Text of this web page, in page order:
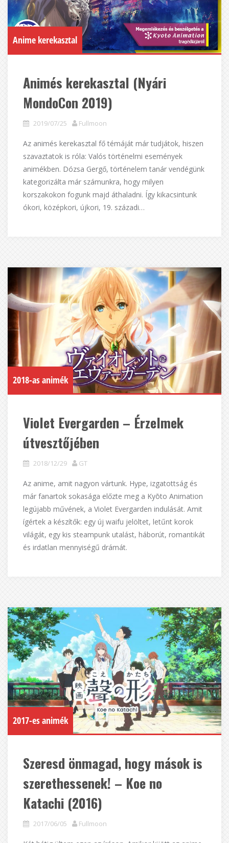
Anime kerekasztal
Animés kerekasztal (Nyári
MondoCon 2019)
2019/07/25 Fullmoon
Az animés kerekasztal fő témáját már tudjátok, hiszen
szavaztatok is róla: Valós történelmi események
animékben. Dózsa Gergő, történelem tanár vendégünk
kategorizálta már számunkra, hogy milyen
korszakokon fogunk majd áthaladni. Így kikacsintunk
ókori, középkori, újkori, 19. századi…
2018-as animék
Violet Evergarden – Érzelmek
útvesztőjében
2018/12/29 GT
Az anime, amit nagyon vártunk. Hype, izgatottság és
már fanartok sokasága előzte meg a Kyōto Animation
legújabb művének, a Violet Evergarden indulását. Amit
ígértek a készítők: egy új waifu jelöltet, letűnt korok
világát, egy kis steampunk utalást, háborút, romantikát
és irdatlan mennyiségű drámát.
2017-es animék
Szeresd önmagad, hogy mások is
szerethessenek! – Koe no
Katachi (2016)
2017/06/05 Fullmoon